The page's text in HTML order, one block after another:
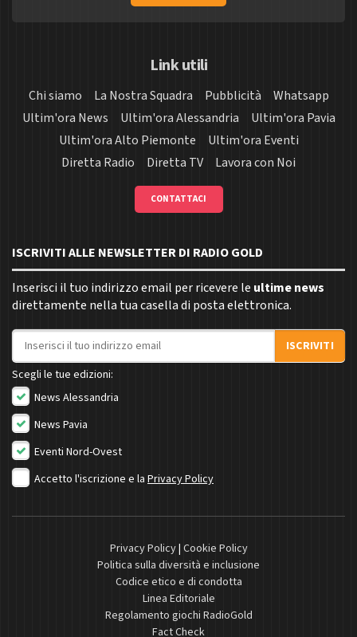
Link utili
Chi siamo La Nostra Squadra Pubblicità
Whatsapp
Ultim'ora News
Ultim'ora Alessandria
Ultim'ora Pavia
Ultim'ora Alto Piemonte
Ultim'ora Eventi
Diretta Radio
Diretta TV Lavora con Noi
CONTATTACI
ISCRIVITI ALLE NEWSLETTER DI RADIO GOLD
Inserisci il tuo indirizzo email per ricevere le ultime news
direttamente nella tua casella di posta elettronica.
Indirizzo email
ISCRIVITI
Scegli le tue edizioni:
News Alessandria
News Pavia
Eventi Nord-Ovest
Accetto l'iscrizione e la Privacy Policy
Privacy Policy| Cookie Policy
Politica sulla diversità e inclusione
Codice etico e di condotta
Linea Editoriale
Regolamento giochi RadioGold
Fact Check